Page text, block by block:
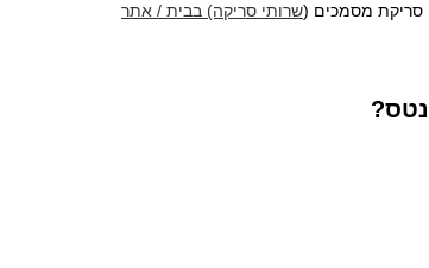
סריקת מסמכים (שרותי סריקה) בבית / אתר